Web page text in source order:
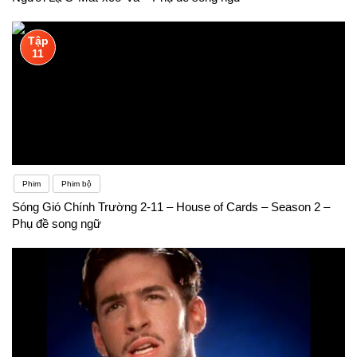
Tập
11
Phim Phim bộ
Sóng Gió Chính Trường 2-11 – House of Cards – Season 2 –
Phụ đề song ngữ